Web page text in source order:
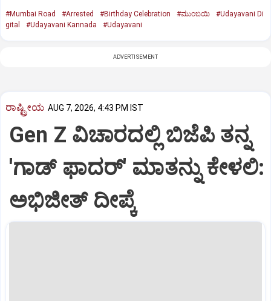
#Mumbai Road #Arrested #Birthday Celebration #ಮುಂಬಯಿ
#Udayavani Di
gital
#Udayavani Kannada #Udayavani
ADVERTISEMENT
ರಾಷ್ಟ್ರೀಯ AUG 7, 2026, 4:43 PM IST
Gen Z ವಿಚಾರದಲ್ಲಿ ಬಿಜೆಪಿ ತನ್ನ
'ಗಾಡ್ ಫಾದರ್' ಮಾತನ್ನು ಕೇಳಲಿ:
ಅಭಿಜೀತ್ ದೀಪ್ಕೆ